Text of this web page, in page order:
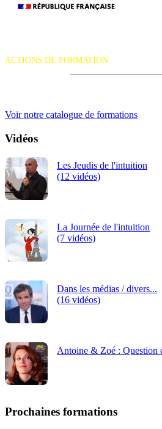
ACTIONS DE FORMATION
Voir notre catalogue de formations
Vidéos
Les Jeudis de l'intuition
(12 vidéos)
La Journée de l'intuition
(7 vidéos)
Dans les médias / divers...
(16 vidéos)
Antoine & Zoé : Question
Prochaines formations